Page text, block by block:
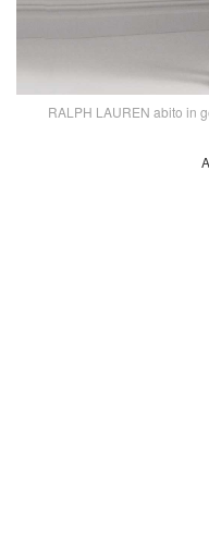
RALPH LAUREN abito in